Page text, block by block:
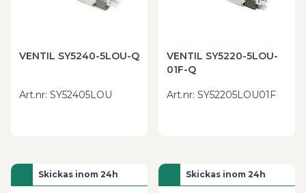
VENTIL SY5240-5LOU-Q
Art.nr: SY52405LOU
VENTIL SY5220-5LOU-
01F-Q
Art.nr: SY52205LOU01F
Skickas inom 24h Skickas inom 24h